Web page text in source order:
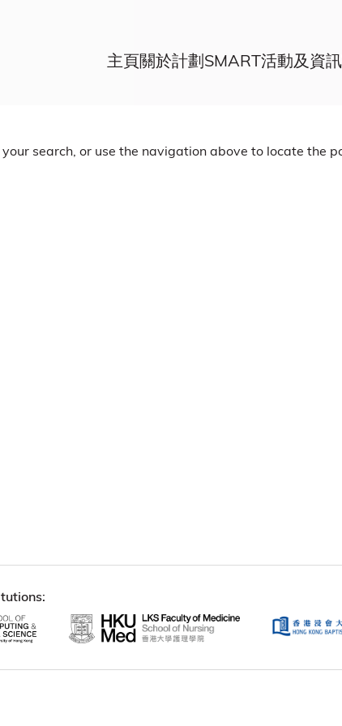
主頁關於計劃SMART活動及資訊
search, or use the navigation above to locate the